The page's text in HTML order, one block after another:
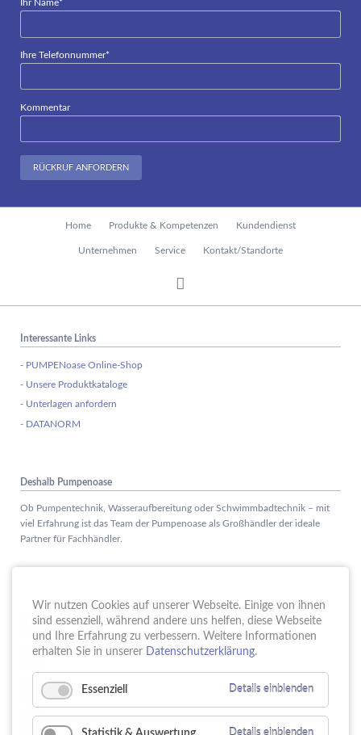
Pflichtfeld
Ihr Name*
Pflichtfeld
Ihre Telefonnummer*
Kommentar
RÜCKRUF ANFORDERN
Home Produkte & Kompetenzen Kundendienst
Unternehmen Service Kontakt/Standorte
Interessante Links
- PUMPENoase Online-Shop
- Unsere Produktkataloge
- Unterlagen anfordern
- DATANORM
Deshalb Pumpenoase
Ob Pumpentechnik, Wasseraufbereitung oder Schwimmbadtechnik – mit
viel Erfahrung ist das Team der Pumpenoase als Großhändler der ideale
Partner für Fachhändler.
15. Schule trifft Wirtschaft bei der PUMPENoase!
18. Vortrag IT-Sicherheit
16 Jahre PUMPENoase
23.
Wir nutzen Cookies auf unserer Webseite. Einige von ihnen
sind essenziell, während andere uns helfen, diese Webseite
und Ihre Erfahrung zu verbessern. Weitere Informationen
erhalten Sie in unserer Datenschutzerklärung.
Essenziell Details einblenden